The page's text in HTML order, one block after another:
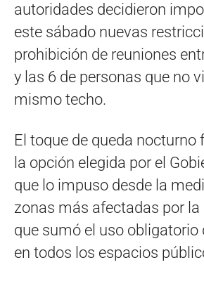
autoridades decidieron
este sábado nuevas
prohibición de reuniones
y las 6 de personas que no
mismo techo.
El toque de queda nocturno
la opción elegida por el
que lo impuso desde la
zonas más afectadas por la
que sumó el uso obligatorio
en todos los espacios